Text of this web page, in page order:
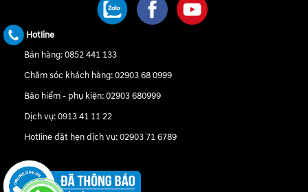
Hotline
Bán hàng:0852 441 133
Chăm sóc khách hàng:02903 68 0999
Bảo hiểm - phụ kiện:02903 680999
Dịch vụ:0913 41 11 22
Hotline đặt hẹn dịch vụ:02903 71 6789